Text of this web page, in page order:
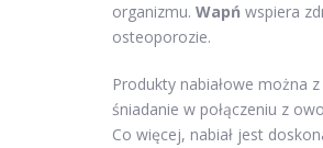
organizmu. Wapń wspiera
osteoporozie.
Produkty nabiałowe można
śniadanie w połączeniu z
Co więcej, nabiał jest